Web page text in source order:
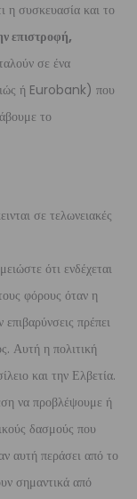
η συσκευασία και το
επιστροφή,
σε ένα
ή Eurobank) που
το
σε τελωνειακές
ότι ενδέχεται
φόρους όταν η
πρέπει
Αυτή η πολιτική
και την Ελβετία.
να προβλέψουμε ή
δασμούς που
αυτή περάσει από το
σημαντικά από